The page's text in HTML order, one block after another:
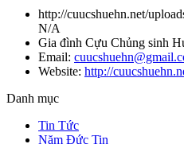
http://cuucshuehn.net/
N/A
Gia đình Cựu Chủng sinh
Email:
Website: http://
Danh mục
Tin Tức
Năm Đức Tin